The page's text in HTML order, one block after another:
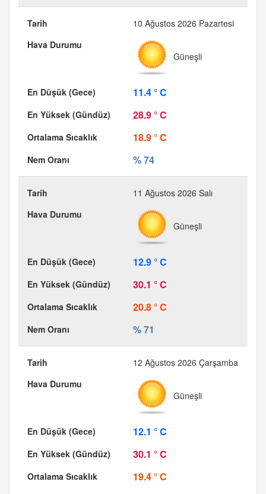
10 Ağustos 2026 Pazartesi
Güneşli
11.4 ° C
28.9 ° C
18.9 ° C
% 74
11 Ağustos 2026 Salı
Güneşli
12.9 ° C
30.1 ° C
20.8 ° C
% 71
12 Ağustos 2026 Çarşamba
Güneşli
12.1 ° C
30.1 ° C
19.4 ° C